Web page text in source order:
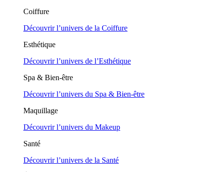
Coiffure
Découvrir l’univers de la Coiffure
Esthétique
Découvrir l’univers de l’Esthétique
Spa & Bien-être
Découvrir l’univers du Spa & Bien-être
Maquillage
Découvrir l’univers du Makeup
Santé
Découvrir l’univers de la Santé